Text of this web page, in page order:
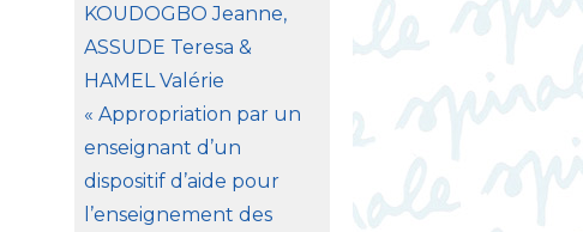
KOUDOGBO Jeanne,
ASSUDE Teresa &
HAMEL Valérie
« Appropriation par un
enseignant d’un
dispositif d’aide pour
l’enseignement des